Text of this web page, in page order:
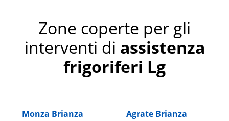
Zone coperte per gli
interventi di assistenza
frigoriferi Lg
Monza Brianza
Agrate Brianza